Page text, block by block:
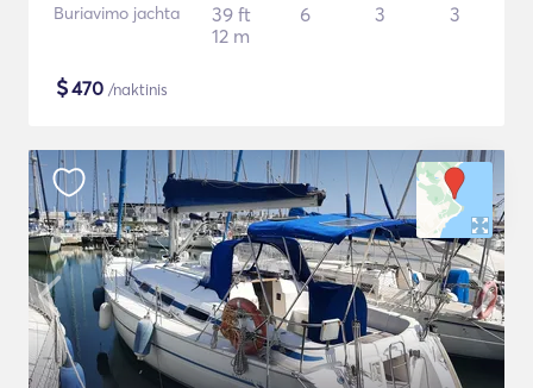
Buriavimo jachta
39 ft
12 m
6 3 3
$470 /naktinis